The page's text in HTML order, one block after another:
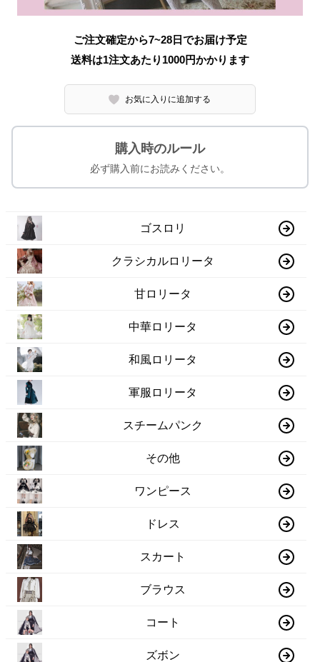
ご注文確定から7~28日でお届け予定
送料は1注文あたり 1000円かかります
お気に入りに追加する
購入時のルール
必ず購入前にお読みください。
ゴスロリ
クラシカルロリータ
甘ロリータ
中華ロリータ
和風ロリータ
軍服ロリータ
スチームパンク
その他
ワンピース
ドレス
スカート
ブラウス
コート
ズボン